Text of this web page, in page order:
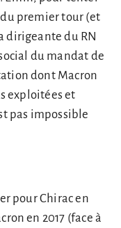
premier tour (et
dirigeante du RN
du mandat de
dont Macron
exploitées et
pas impossible
pour Chirac en
en 2017 (face à